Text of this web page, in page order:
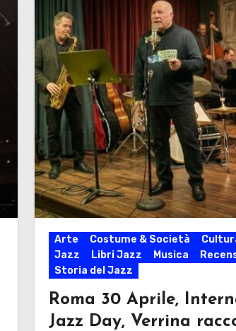
Arte Costume & Società
Jazz
Libri Jazz Musica
Storia del Jazz
Roma 30 Aprile,
Jazz Day, Verrina